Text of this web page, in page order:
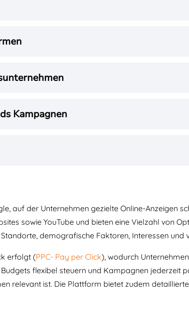
Kampagnen
auf der Unternehmen gezielte Online-Anzeigen
sowie YouTube und bieten eine Vielzahl von
demografische Faktoren, Interessen und
erfolgt (PPC- Pay per Click), wodurch
flexibel steuern und Kampagnen jederzeit
relevant ist. Die Plattform bietet zudem